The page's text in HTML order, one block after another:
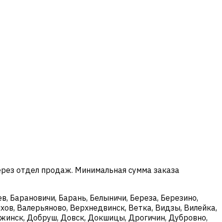
отдел продаж. Минимальная сумма заказа
Барановичи, Барань, Белыничи, Береза, Березино,
Валерьяново, Верхнедвинск, Ветка, Видзы, Вилейка,
Добруш, Довск, Докшицы, Дрогичин, Дубровно,